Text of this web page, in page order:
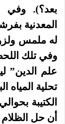
بعد؟). وفي
المعدنية
له ملمس
وفي تلك
علم الدين”
تحلية المياه
الكتيبة
أن حل